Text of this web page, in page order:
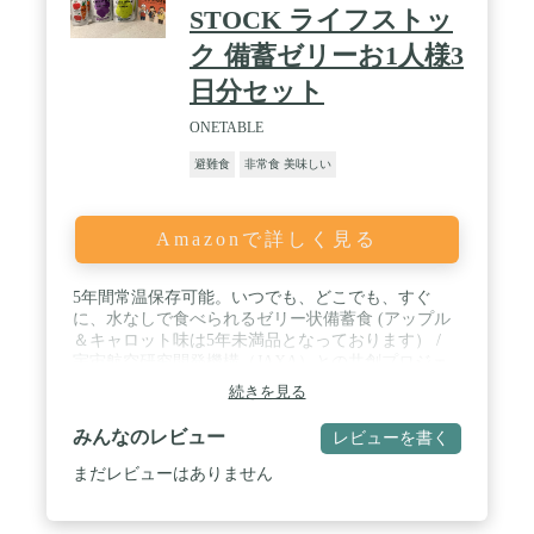
STOCK ライフストッ
ク 備蓄ゼリーお1人様3
日分セット
ONETABLE
避難食 非常食 美味しい
Amazonで詳しく見る
5年間常温保存可能。いつでも、どこでも、すぐ
に、水なしで食べられるゼリー状備蓄食 (アップル
＆キャロット味は5年未満品となっております） /
クトから生まれたレシピ / 避難所で不足しがちな栄
養素を手軽に摂れます。 / 現在多数のご注文を頂戴
しており、出荷までお時間を頂戴しております。ご
迷惑をおかけしますが宜しくお願い致します。 / 3
セット以上ご購入の場合、まとめて段ボールにて出
続きを見る
みんなのレビュー レビューを書く
まだレビューはありません